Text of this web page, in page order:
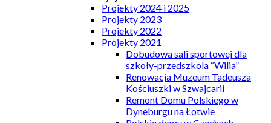
Projekty 2024 i 2025
Projekty 2023
Projekty 2022
Projekty 2021
Dobudowa sali sportowej dla
szkoły-przedszkola “Wilia”
Renowacja Muzeum Tadeusza
Kościuszki w Szwajcarii
Remont Domu Polskiego w
Dyneburgu na Łotwie